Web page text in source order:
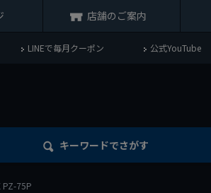
店舗のご案内
LINEで毎月クーポン 公式YouTube
キーワードでさがす
PZ-75P